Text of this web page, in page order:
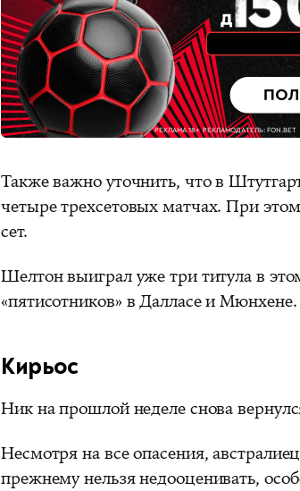
Также важно уточнить, что в
четыре трехсетовых матчах. При
сет.
Шелтон выиграл уже три титула в
«пятисотников» в Далласе и Мюнхене.
Кирьос
Ник на прошлой неделе снова
Несмотря на все опасения,
прежнему нельзя недооценивать,